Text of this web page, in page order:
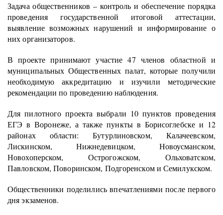
Задача общественников – контроль и обеспечение порядка
проведения государственной итоговой аттестации,
выявление возможных нарушений и информирование о
них организаторов.
В проекте принимают участие 47 членов областной и
муниципальных Общественных палат, которые получили
необходимую аккредитацию и изучили методические
рекомендации по проведению наблюдения.
Для пилотного проекта выбрали 10 пунктов проведения
ЕГЭ в Воронеже, а также пункты в Борисоглебске и 12
районах области: Бутурлиновском, Калачеевском,
Лискинском, Нижнедевицком, Новоусманском,
Новохоперском, Острогожском, Ольховатском,
Павловском, Поворинском, Подгоренском и Семилукском.
Общественники поделились впечатлениями после первого
дня экзаменов.